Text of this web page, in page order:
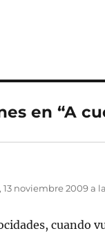
en “A
13 noviembre 2009 a
cuando